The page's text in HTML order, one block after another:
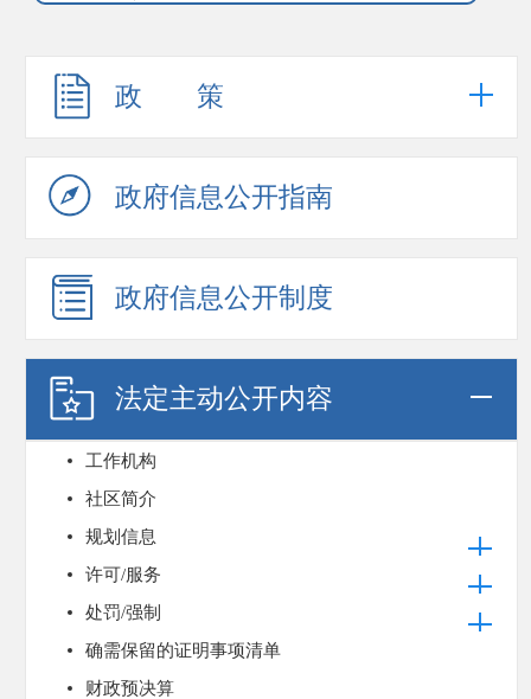
政 策
政府信息公开指南
政府信息公开制度
法定主动公开内容
工作机构
社区简介
规划信息
许可/服务
处罚/强制
确需保留的证明事项清单
财政预决算